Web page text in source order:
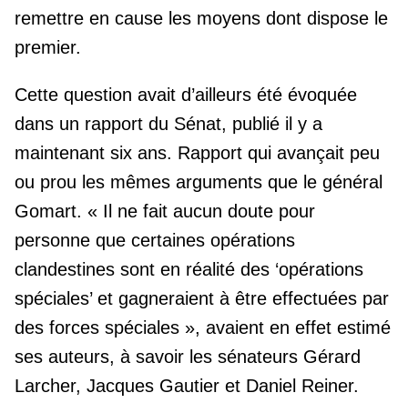
remettre en cause les moyens dont dispose le
premier.
Cette question avait d’ailleurs été évoquée
dans un rapport du Sénat, publié il y a
maintenant six ans. Rapport qui avançait peu
ou prou les mêmes arguments que le général
Gomart. « Il ne fait aucun doute pour
personne que certaines opérations
clandestines sont en réalité des ‘opérations
spéciales’ et gagneraient à être effectuées par
des forces spéciales », avaient en effet estimé
ses auteurs, à savoir les sénateurs Gérard
Larcher, Jacques Gautier et Daniel Reiner.